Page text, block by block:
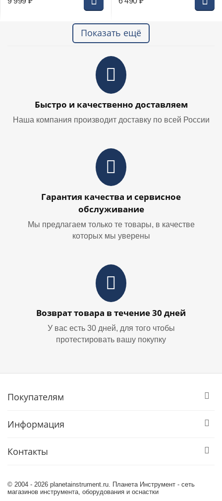
Показать ещё
Быстро и качественно доставляем
Наша компания производит доставку по всей России
Гарантия качества и сервисное
обслуживание
Мы предлагаем только те товары, в качестве
которых мы уверены
Возврат товара в течение 30 дней
У вас есть 30 дней, для того чтобы
протестировать вашу покупку
Покупателям
Информация
Контакты
© 2004 - 2026 planetainstrument.ru. Планета Инструмент - сеть
магазинов инструмента, оборудования и оснастки